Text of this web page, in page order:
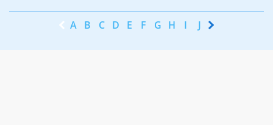
A B C D E F G H I J K